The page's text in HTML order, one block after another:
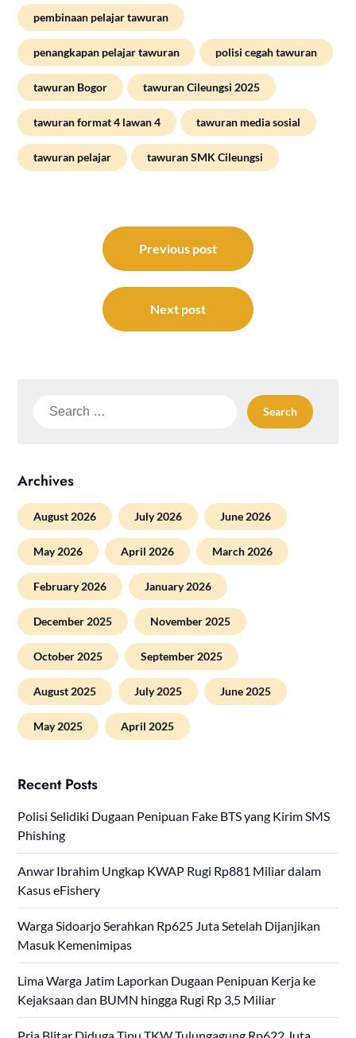
pembinaan pelajar tawuran
penangkapan pelajar tawuran polisi cegah tawuran
tawuran Bogor tawuran Cileungsi 2025
tawuran format 4 lawan 4 tawuran media sosial
tawuran pelajar tawuran SMK Cileungsi
navigation
Previous post
Next post
Search
Archives
August 2026 July 2026 June 2026
May 2026 April 2026 March 2026
February 2026 January 2026
December 2025 November 2025
October 2025 September 2025
August 2025 July 2025 June 2025
May 2025 April 2025
Recent Posts
Polisi Selidiki Dugaan Penipuan Fake BTS yang Kirim SMS
Phishing
Anwar Ibrahim Ungkap KWAP Rugi Rp881 Miliar dalam
Kasus eFishery
Warga Sidoarjo Serahkan Rp625 Juta Setelah Dijanjikan
Masuk Kemenimipas
Lima Warga Jatim Laporkan Dugaan Penipuan Kerja ke
Kejaksaan dan BUMN hingga Rugi Rp 3,5 Miliar